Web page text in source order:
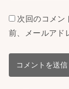
次回のコメン
前、メールアド